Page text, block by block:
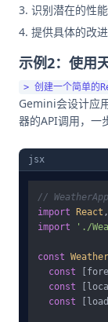
识别潜在的性
提供具体的改
示例2：使用
Gemini会设计应
器的API调用，一
jsx
//
import
React
import
'./
const
const
const
const